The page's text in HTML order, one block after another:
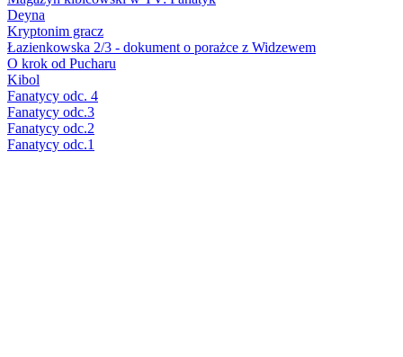
Deyna
Kryptonim gracz
Łazienkowska 2/3 - dokument o porażce z Widzewem
O krok od Pucharu
Kibol
Fanatycy odc. 4
Fanatycy odc.3
Fanatycy odc.2
Fanatycy odc.1